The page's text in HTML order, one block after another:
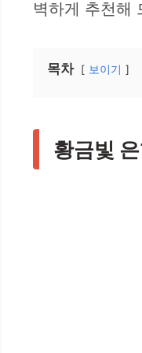
벽하게 추천해
목차 보이기
황금빛